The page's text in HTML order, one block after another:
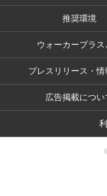
推奨環境
ウォーカープラス
プレスリリース・情
広告掲載につい